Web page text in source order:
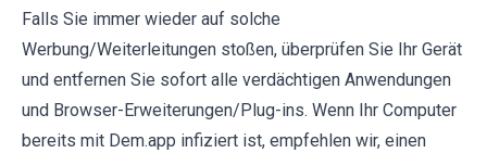
Falls Sie immer wieder auf solche
Werbung/Weiterleitungen stoßen, überprüfen Sie Ihr Gerät
und entfernen Sie sofort alle verdächtigen Anwendungen
und Browser-Erweiterungen/Plug-ins. Wenn Ihr Computer
bereits mit Dem.app infiziert ist, empfehlen wir, einen